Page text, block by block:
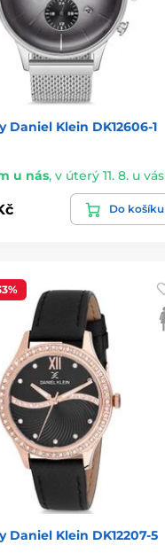
Daniel Klein DK12606-1
u nás, v úterý 11. 8. u vás
Do košíku
Daniel Klein DK12207-5